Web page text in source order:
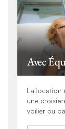
Avec
La location
une
voilier ou